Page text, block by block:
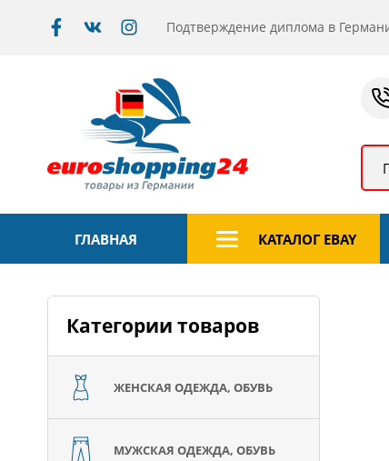
Подтверждение диплома в
ГЛАВНАЯ КАТАЛОГ EBAY
Категории товаров
ЖЕНСКАЯ ОДЕЖДА, ОБУВЬ
МУЖСКАЯ ОДЕЖДА, ОБУВЬ